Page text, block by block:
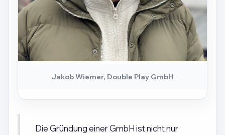
Jakob Wiemer, Double Play GmbH
Die Gründung einer GmbH ist nicht nur